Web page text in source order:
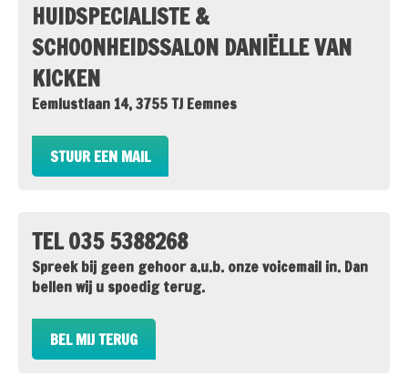
HUIDSPECIALISTE &
SCHOONHEIDSSALON DANIËLLE VAN
KICKEN
Eemlustlaan 14, 3755 TJ Eemnes
STUUR EEN MAIL
TEL 035 5388268
Spreek bij geen gehoor a.u.b. onze voicemail in. Dan
bellen wij u spoedig terug.
BEL MIJ TERUG